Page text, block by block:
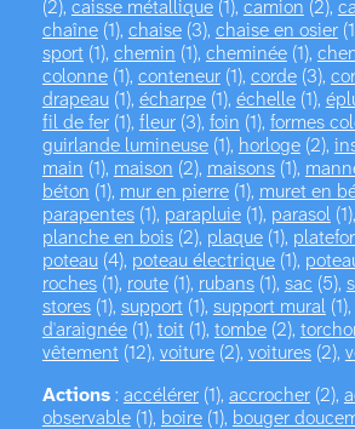
(2), caisse métallique(1), camion (2),
chaîne(1), chaise(3), chaise en osier
sport (1), chemin (1), cheminée(1),
colonne(1), conteneur(1), corde(3),
drapeau(1), écharpe(1), échelle(1),
fil de fer(1), fleur(3), foin (1), formes
guirlande lumineuse(1), horloge(2),
main (1), maison (2), maisons(1),
béton (1), mur en pierre(1), muret en
parapentes(1), parapluie(1), parasol(1),
planche en bois(2), plaque(1),
poteau(4), poteau électrique(1),
roches(1), route(1), rubans(1), sac (5),
stores(1), support (1), support mural(1),
d'araignée(1), toit (1), tombe(2),
vêtement (12), voiture(2), voitures(2),
Actions: accélérer(1), accrocher(2),
observable(1), boire(1), bouger